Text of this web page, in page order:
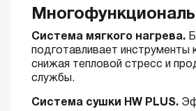
Система мягкого нагрева.
подготавливает инструменты
снижая тепловой стресс и
службы.
Система сушки HW PLUS.